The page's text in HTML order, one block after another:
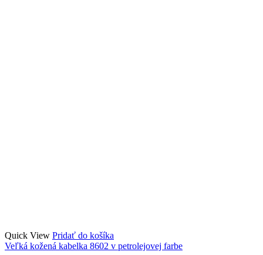
Quick View Pridať do košíka
Veľká kožená kabelka 8602 v petrolejovej farbe